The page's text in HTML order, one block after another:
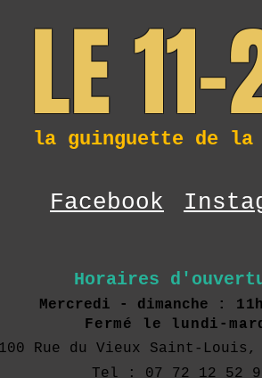
LE
la guinguette de la
Facebook
Horaires
Mercredi - dimanche :
Fermé le lundi-
100 Rue du Vieux Saint-Louis,
Tel : 07 72 12 52